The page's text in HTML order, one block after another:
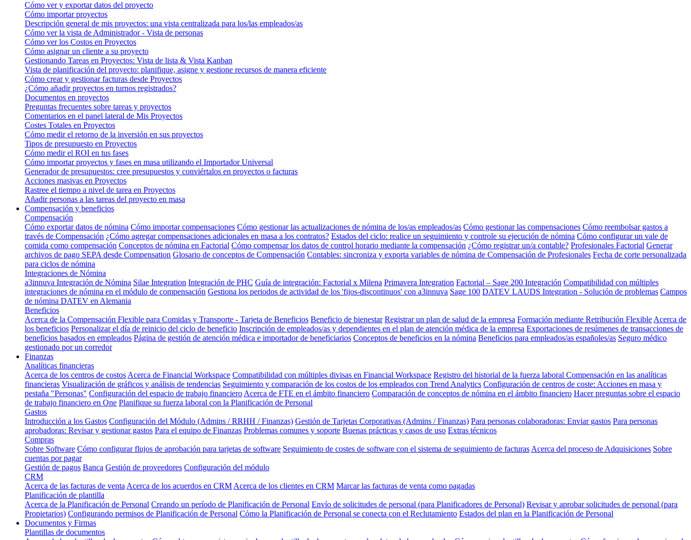
Cómo ver y exportar datos del proyecto
Cómo importar proyectos
Descripción general de mis proyectos: una vista centralizada para los/las empleados/as
Cómo ver la vista de Administrador - Vista de personas
Cómo ver los Costos en Proyectos
Cómo asignar un cliente a su proyecto
Gestionando Tareas en Proyectos: Vista de lista & Vista Kanban
Vista de planificación del proyecto: planifique, asigne y gestione recursos de manera eficiente
Cómo crear y gestionar facturas desde Proyectos
¿Cómo añadir proyectos en turnos registrados?
Documentos en proyectos
Preguntas frecuentes sobre tareas y proyectos
Comentarios en el panel lateral de Mis Proyectos
Costes Totales en Proyectos
Cómo medir el retorno de la inversión en sus proyectos
Tipos de presupuesto en Proyectos
Cómo medir el ROI en tus fases
Cómo importar proyectos y fases en masa utilizando el Importador Universal
Generador de presupuestos: cree presupuestos y conviértalos en proyectos o facturas
Acciones masivas en Proyectos
Rastree el tiempo a nivel de tarea en Proyectos
Añadir personas a las tareas del proyecto en masa
Compensación y beneficios
Compensación
Cómo exportar datos de nómina Cómo importar compensaciones Cómo gestionar las actualizaciones de nómina de los/as empleados/as Cómo gestionar las compensaciones Cómo reembolsar gastos a
través de Compensación ¿Cómo agregar compensaciones adicionales en masa a los contratos? Estados del ciclo: realice un seguimiento y controle su ejecución de nómina Cómo configurar un vale de
comida como compensación Conceptos de nómina en Factorial Cómo compensar los datos de control horario mediante la compensación ¿Cómo registrar un/a contable? Profesionales Factorial Generar
archivos de pago SEPA desde Compensation Glosario de conceptos de Compensación Contables: sincroniza y exporta variables de nómina de Compensación de Profesionales Fecha de corte personalizada
para ciclos de nómina
Integraciones de Nómina
a3innuva Integración de Nómina Silae Integration Integración de PHC Guía de integración: Factorial x Milena Primavera Integration Factorial – Sage 200 Integración Compatibilidad con múltiples
integraciones de nómina en el módulo de compensación Gestiona los periodos de actividad de los 'fijos-discontinuos' con a3innuva Sage 100 DATEV LAUDS Integration - Solución de problemas Campos
de nómina DATEV en Alemania
Beneficios
Acerca de la Compensación Flexible para Comidas y Transporte - Tarjeta de Beneficios Beneficio de bienestar Registrar un plan de salud de la empresa Formación mediante Retribución Flexible Acerca de
los beneficios Personalizar el día de reinicio del ciclo de beneficio Inscripción de empleados/as y dependientes en el plan de atención médica de la empresa Exportaciones de resúmenes de transacciones de
beneficios basados en empleados Página de gestión de atención médica e importador de beneficiarios Conceptos de beneficios en la nómina Beneficios para empleados/as españoles/as Seguro médico
gestionado por un corredor
Finanzas
Analíticas financieras
Acerca de los centros de costos Acerca de Financial Workspace Compatibilidad con múltiples divisas en Financial Workspace Registro del historial de la fuerza laboral Compensación en las analíticas
financieras Visualización de gráficos y análisis de tendencias Seguimiento y comparación de los costos de los empleados con Trend Analytics Configuración de centros de coste: Acciones en masa y
pestaña "Personas" Configuración del espacio de trabajo financiero Acerca de FTE en el ámbito financiero Comparación de conceptos de nómina en el ámbito financiero Hacer preguntas sobre el espacio
de trabajo financiero en One Planifique su fuerza laboral con la Planificación de Personal
Gastos
Introducción a los Gastos Configuración del Módulo (Admins / RRHH / Finanzas) Gestión de Tarjetas Corporativas (Admins / Finanzas) Para personas colaboradoras: Enviar gastos Para personas
aprobadoras: Revisar y gestionar gastos Para el equipo de Finanzas Problemas comunes y soporte Buenas prácticas y casos de uso Extras técnicos
Compras
Sobre Software Cómo configurar flujos de aprobación para tarjetas de software Seguimiento de costes de software con el sistema de seguimiento de facturas Acerca del proceso de Adquisiciones Sobre
cuentas por pagar
Gestión de pagos Banca Gestión de proveedores Configuración del módulo
CRM
Acerca de las facturas de venta Acerca de los acuerdos en CRM Acerca de los clientes en CRM Marcar las facturas de venta como pagadas
Planificación de plantilla
Acerca de la Planificación de Personal Creando un período de Planificación de Personal Envío de solicitudes de personal (para Planificadores de Personal) Revisar y aprobar solicitudes de personal (para
Propietarios) Configurando permisos de Planificación de Personal Cómo la Planificación de Personal se conecta con el Reclutamiento Estados del plan en la Planificación de Personal
Documentos y Firmas
Plantillas de documentos